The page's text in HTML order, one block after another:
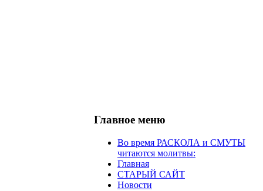
Главное меню
Во время РАСКОЛА и СМУТЫ
читаются молитвы:
Главная
СТАРЫЙ САЙТ
Новости